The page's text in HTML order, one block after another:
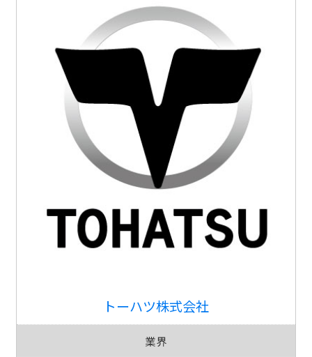
トーハツ株式会社
業界